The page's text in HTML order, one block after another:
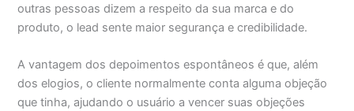
outras pessoas dizem a respeito da sua marca e do
produto, o lead sente maior segurança e credibilidade.
A vantagem dos depoimentos espontâneos é que, além
dos elogios, o cliente normalmente conta alguma objeção
que tinha, ajudando o usuário a vencer suas objeções